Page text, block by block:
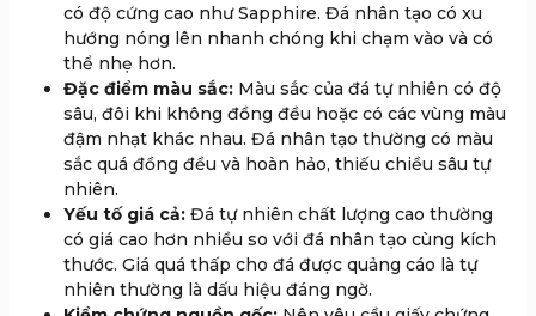
có độ cứng cao như Sapphire. Đá nhân tạo có xu
hướng nóng lên nhanh chóng khi chạm vào và có
thể nhẹ hơn.
Đặc điểm màu sắc: Màu sắc của đá tự nhiên có độ
sâu, đôi khi không đồng đều hoặc có các vùng màu
đậm nhạt khác nhau. Đá nhân tạo thường có màu
sắc quá đồng đều và hoàn hảo, thiếu chiều sâu tự
nhiên.
Yếu tố giá cả: Đá tự nhiên chất lượng cao thường
có giá cao hơn nhiều so với đá nhân tạo cùng kích
thước. Giá quá thấp cho đá được quảng cáo là tự
nhiên thường là dấu hiệu đáng ngờ.